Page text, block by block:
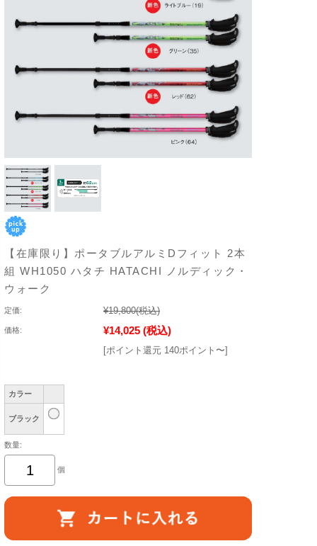
【在庫限り】ポータブルアルミDフィット 2本
組 WH1050 ハタチ HATACHI ノルディック・
ウォーク
定価: ¥19,800(税込)
価格: ¥14,025 (税込)
[ポイント還元 140ポイント〜]
カラー
ブラック
数量:
個